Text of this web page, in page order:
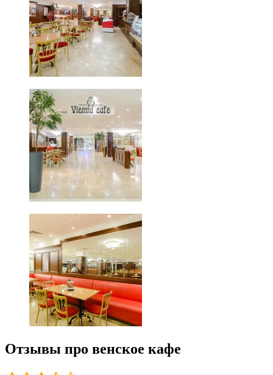
Отзывы про венское кафе